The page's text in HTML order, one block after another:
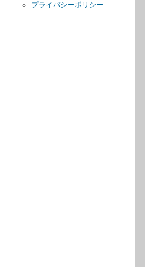
プライバシーポリシー